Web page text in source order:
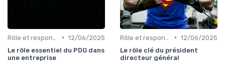
• 12/06/2025
Le rôle essentiel du PDG dans
une entreprise
• 12/06/2025
Le rôle clé du président
directeur général